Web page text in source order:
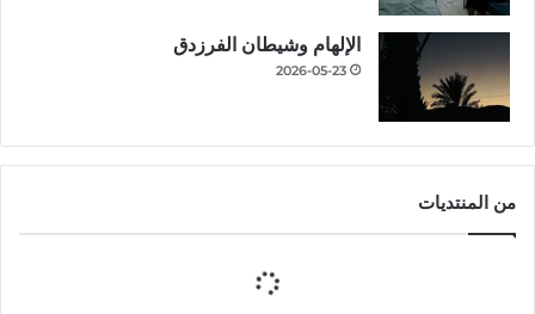
الإلهام وشيطان الفرزدق
2026-05-23
من المنتديات